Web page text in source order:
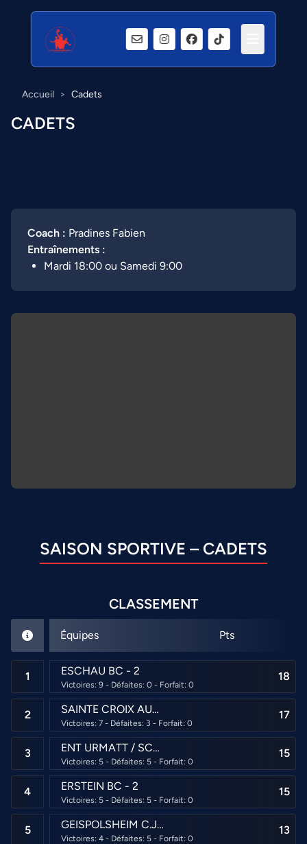
Accueil > Cadets
CADETS
Coach : Pradines Fabien
Entraînements :
Mardi 18:00 ou Samedi 9:00
SAISON SPORTIVE – CADETS
CLASSEMENT
Équipes Pts
1 ESCHAU BC - 2
Victoires: 9 - Défaites: 0 - Forfait: 0
18
2 SAINTE CROIX AUX MINES C.S.N. - 1
Victoires: 7 - Défaites: 3 - Forfait: 0
17
3 ENT URMATT / SCHIRMECK - URMATT - 2
Victoires: 5 - Défaites: 5 - Forfait: 0
15
4 ERSTEIN BC - 2
Victoires: 5 - Défaites: 5 - Forfait: 0
15
5 GEISPOLSHEIM C.J.S. - 2
Victoires: 4 - Défaites: 5 - Forfait: 0
13